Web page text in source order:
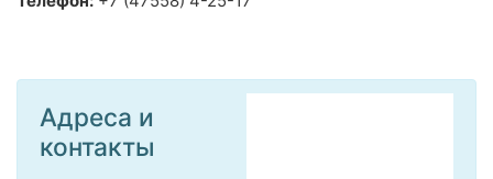
Адреса и
контакты